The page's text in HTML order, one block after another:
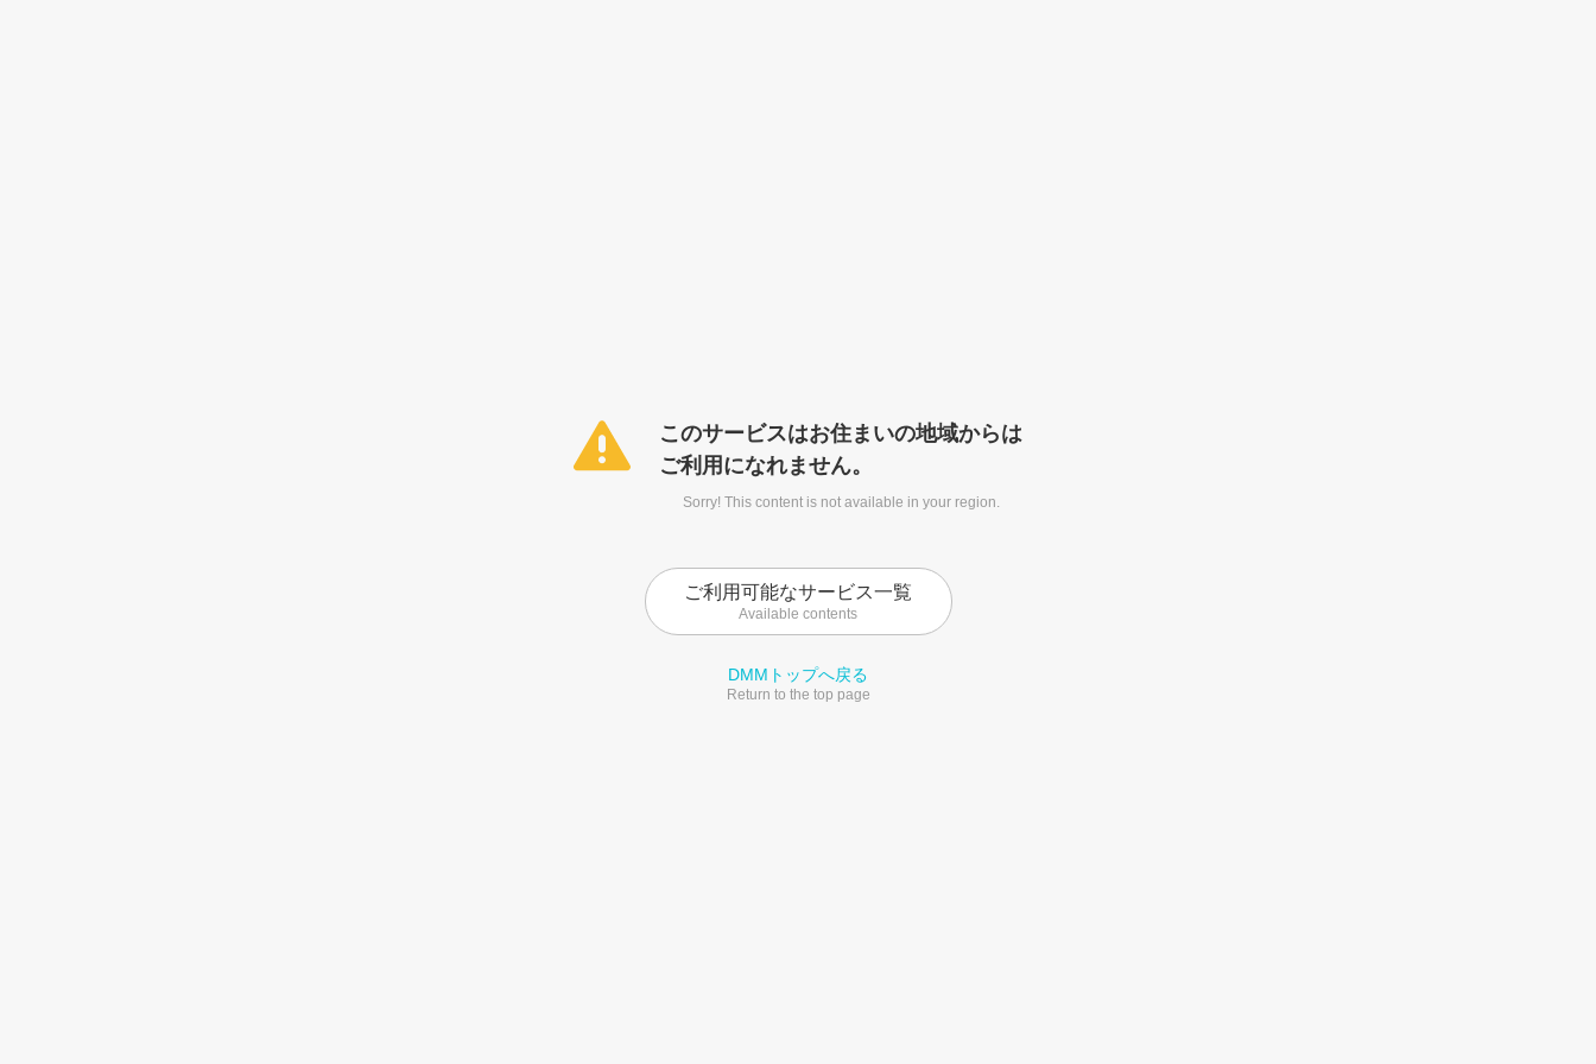
このサービスはお住まいの地域からは
ご利用になれません。
Sorry! This content is not available in your region.
ご利用可能なサービス一覧
Available contents
DMMトップへ戻る
Return to the top page